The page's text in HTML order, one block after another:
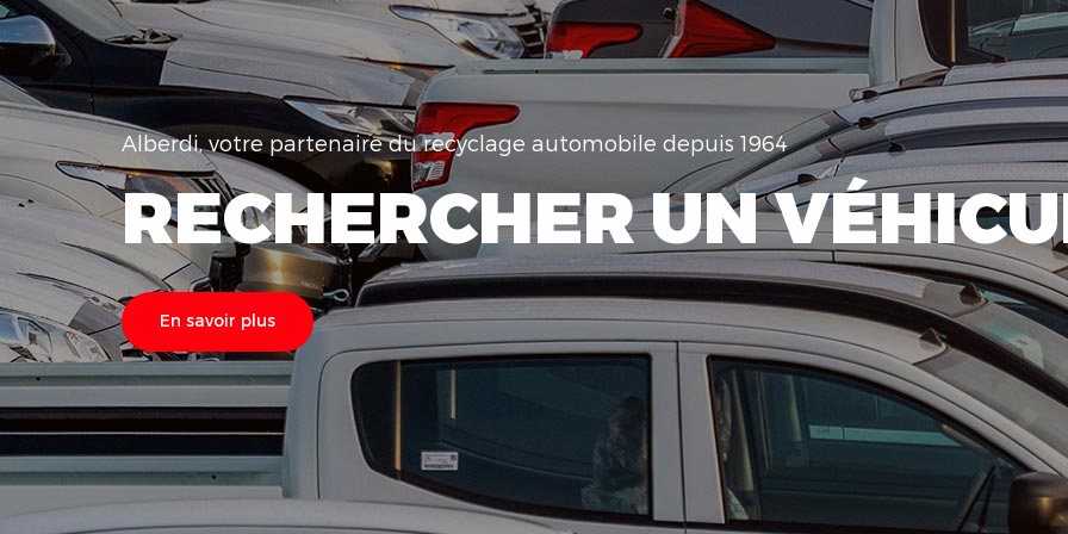
Alberdi, votre partenaire du recyclage automobile depuis 1964
RECHERCHER UN
En savoir plus